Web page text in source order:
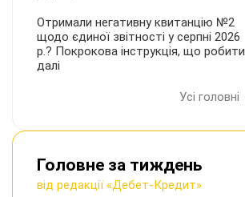
Отримали негативну квитанцію №2
щодо єдиної звітності у серпні 2026
р.? Покрокова інструкція, що робити
далі
Усі головні
Головне за тиждень
від редакції «Дебет-Кредит»